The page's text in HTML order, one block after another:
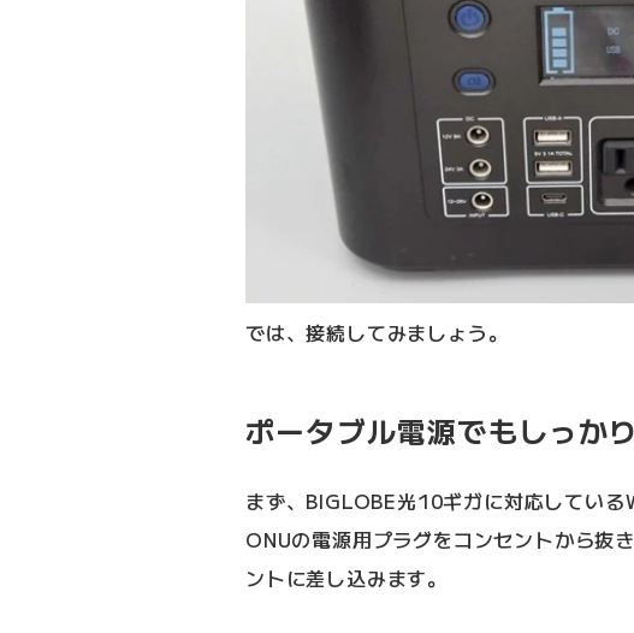
では、接続してみましょう。
ポータブル電源でもしっか
まず、BIGLOBE光10ギガに対応してい
ONUの電源用プラグをコンセントから抜
ントに差し込みます。